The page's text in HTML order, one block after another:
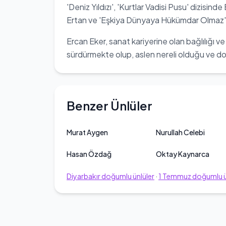
'Deniz Yıldızı', 'Kurtlar Vadisi Pusu'
Ertan ve 'Eşkiya Dünyaya Hükümdar
Ercan Eker, sanat kariyerine olan bağlılığı
sürdürmekte olup, aslen nereli olduğu ve
Benzer Ünlüler
Murat Aygen Nurullah Celebi
Hasan Özdağ Oktay Kaynarca
Diyarbakırdoğumlu ünlüler· 1 Temmuz doğumlu